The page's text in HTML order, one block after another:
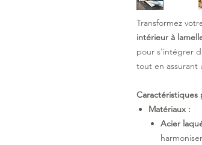
Transformez
intérieur à
pour s'intégrer
tout en assurant
Caractéristiques
Matériaux :
Acier